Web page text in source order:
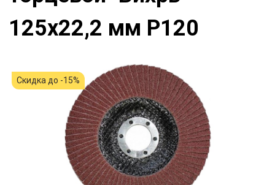
125х22,2 мм Р120
Скидка до -15%